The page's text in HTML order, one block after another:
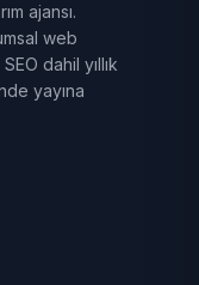
ajansı.
web
dahil yıllık
yayına